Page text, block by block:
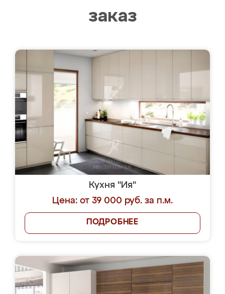
заказ
Кухня "Ия"
Цена: от 39 000 руб. за п.м.
ПОДРОБНЕЕ